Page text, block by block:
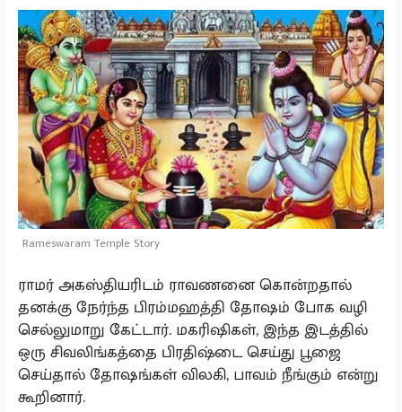
Rameswaram Temple Story
ராமர் அகஸ்தியரிடம் ராவணனை கொன்றதால்
தனக்கு நேர்ந்த பிரம்மஹத்தி தோஷம் போக வழி
செல்லுமாறு கேட்டார். மகரிஷிகள், இந்த இடத்தில்
ஒரு சிவலிங்கத்தை பிரதிஷ்டை செய்து பூஜை
செய்தால் தோஷங்கள் விலகி, பாவம் நீங்கும் என்று
கூறினார்.